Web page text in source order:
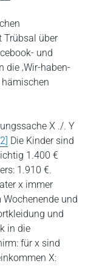
Trübsal über
und
die ‚Wir-haben-
X ./. Y
Die Kinder sind
1.400 €
1.910 €.
x immer
und
und
in die
für x sind
X: